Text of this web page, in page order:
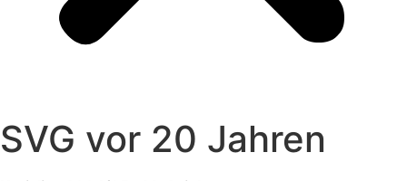
SVG vor 20 Jahren